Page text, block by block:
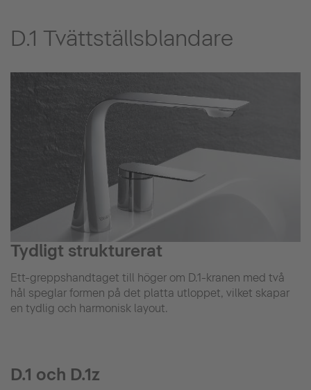
D.1 Tvättställsblandare
Tydligt strukturerat
Ett-greppshandtaget till höger om D.1-kranen med två
hål speglar formen på det platta utloppet, vilket skapar
en tydlig och harmonisk layout.
D.1 och D.1z